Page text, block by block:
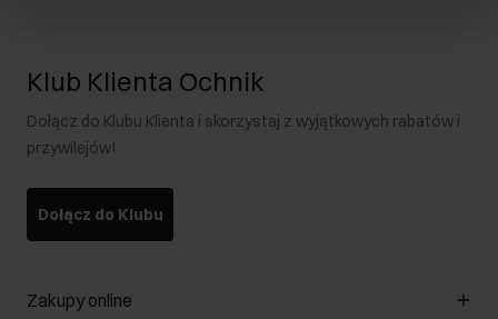
Klub Klienta Ochnik
Dołącz do Klubu Klienta i skorzystaj z wyjątkowych rabatów i
przywilejów!
Dołącz do Klubu
Zakupy online